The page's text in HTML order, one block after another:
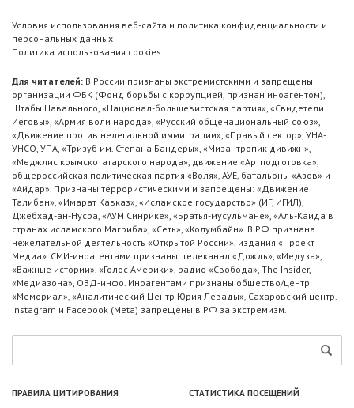
Условия использования веб-сайта и политика конфиденциальности и
персональных данных
Политика использования cookies
Для читателей: В России признаны экстремистскими и запрещены
организации ФБК (Фонд борьбы с коррупцией, признан иноагентом),
Штабы Навального, «Национал-большевистская партия», «Свидетели
Иеговы», «Армия воли народа», «Русский общенациональный союз»,
«Движение против нелегальной иммиграции», «Правый сектор», УНА-
УНСО, УПА, «Тризуб им. Степана Бандеры», «Мизантропик дивижн»,
«Меджлис крымскотатарского народа», движение «Артподготовка»,
общероссийская политическая партия «Воля», АУЕ, батальоны «Азов» и
«Айдар». Признаны террористическими и запрещены: «Движение
Талибан», «Имарат Кавказ», «Исламское государство» (ИГ, ИГИЛ),
Джебхад-ан-Нусра, «АУМ Синрике», «Братья-мусульмане», «Аль-Каида в
странах исламского Магриба», «Сеть», «Колумбайн». В РФ признана
нежелательной деятельность «Открытой России», издания «Проект
Медиа». СМИ-иноагентами признаны: телеканал «Дождь», «Медуза»,
«Важные истории», «Голос Америки», радио «Свобода», The Insider,
«Медиазона», ОВД-инфо. Иноагентами признаны общество/центр
«Мемориал», «Аналитический Центр Юрия Левады», Сахаровский центр.
Instagram и Facebook (Metа) запрещены в РФ за экстремизм.
ПРАВИЛА ЦИТИРОВАНИЯ СТАТИСТИКА ПОСЕЩЕНИЙ